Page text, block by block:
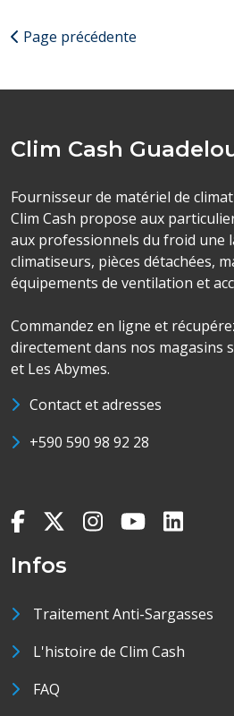
Page précédente
Clim Cash
Fournisseur de matériel de
Clim Cash propose aux
aux professionnels du froid une
climatiseurs, pièces détachées,
équipements de ventilation et
Commandez en ligne et
directement dans nos magasins
et Les Abymes.
Contact et adresses
+590 590 98 92 28
Infos
Traitement Anti-Sargasses
L'histoire de Clim Cash
FAQ